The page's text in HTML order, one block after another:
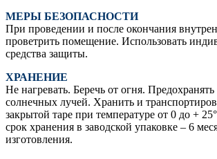
МЕРЫ БЕЗОПАСНОСТИ
При проведении и после окончания
проветрить помещение. Использовать
средства защиты.
ХРАНЕНИЕ
Не нагревать. Беречь от огня.
солнечных лучей. Хранить и
закрытой таре при температуре от 0 до +
срок хранения в заводской упаковке – 6
изготовления.